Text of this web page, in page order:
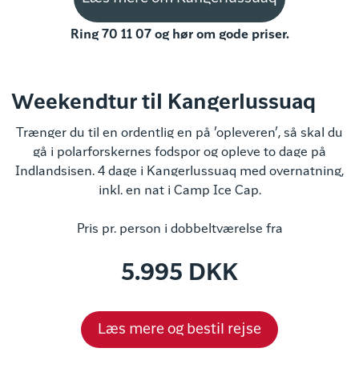
Ring 70 11 07 og hør om gode priser.
Weekendtur til Kangerlussuaq
Trænger du til en ordentlig en på ’opleveren’, så skal du
gå i polarforskernes fodspor og opleve to dage på
Indlandsisen. 4 dage i Kangerlussuaq med overnatning,
inkl. en nat i Camp Ice Cap.
Pris pr. person i dobbeltværelse fra
5.995 DKK
Læs mere og bestil rejse